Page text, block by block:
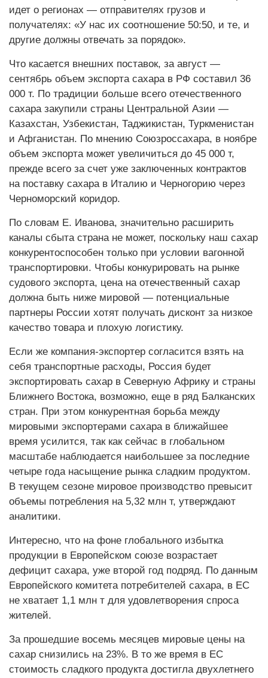
идет о регионах — отправителях грузов и
получателях: «У нас их соотношение 50:50, и те, и
другие должны отвечать за порядок».
Что касается внешних поставок, за август —
сентябрь объем экспорта сахара в РФ составил 36
000 т. По традиции больше всего отечественного
сахара закупили страны Центральной Азии —
Казахстан, Узбекистан, Таджикистан, Туркменистан
и Афганистан. По мнению Союзроссахара, в ноябре
объем экспорта может увеличиться до 45 000 т,
прежде всего за счет уже заключенных контрактов
на поставку сахара в Италию и Черногорию через
Черноморский коридор.
По словам Е. Иванова, значительно расширить
каналы сбыта страна не может, поскольку наш сахар
конкурентоспособен только при условии вагонной
транспортировки. Чтобы конкурировать на рынке
судового экспорта, цена на отечественный сахар
должна быть ниже мировой — потенциальные
партнеры России хотят получать дисконт за низкое
качество товара и плохую логистику.
Если же компания-экспортер согласится взять на
себя транспортные расходы, Россия будет
экспортировать сахар в Северную Африку и страны
Ближнего Востока, возможно, еще в ряд Балканских
стран. При этом конкурентная борьба между
мировыми экспортерами сахара в ближайшее
время усилится, так как сейчас в глобальном
масштабе наблюдается наибольшее за последние
четыре года насыщение рынка сладким продуктом.
В текущем сезоне мировое производство превысит
объемы потребления на 5,32 млн т, утверждают
аналитики.
Интересно, что на фоне глобального избытка
продукции в Европейском союзе возрастает
дефицит сахара, уже второй год подряд. По данным
Европейского комитета потребителей сахара, в ЕС
не хватает 1,1 млн т для удовлетворения спроса
жителей.
За прошедшие восемь месяцев мировые цены на
сахар снизились на 23%. В то же время в ЕС
стоимость сладкого продукта достигла двухлетнего